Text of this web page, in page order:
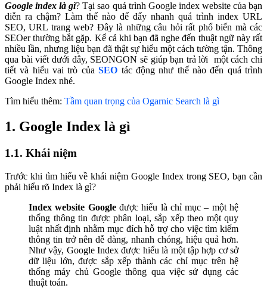
Google index là gì? Tại sao quá trình Google index website của bạn
diễn ra chậm? Làm thế nào để đẩy nhanh quá trình index URL
SEO, URL trang web? Đây là những câu hỏi rất phổ biến mà các
SEOer thường bắt gặp. Kể cả khi bạn đã nghe đến thuật ngữ này rất
nhiều lần, nhưng liệu bạn đã thật sự hiểu một cách tường tận. Thông
qua bài viết dưới đây, SEONGON sẽ giúp bạn trả lời một cách chi
tiết và hiểu vai trò củaSEO tác động như thế nào đến quá trình
Google Index nhé.
Tìm hiểu thêm: Tầm quan trọng của Ogarnic Search là gì
1. Google Index là gì
1.1. Khái niệm
Trước khi tìm hiểu về khái niệm Google Index trong SEO, bạn cần
phải hiểu rõ Index là gì?
Index website Googleđược hiểu là chỉ mục – một hệ
thống thông tin được phân loại, sắp xếp theo một quy
luật nhất định nhằm mục đích hỗ trợ cho việc tìm kiếm
thông tin trở nên dễ dàng, nhanh chóng, hiệu quả hơn.
Như vậy, Google Index được hiểu là một tập hợp cơ sở
dữ liệu lớn, được sắp xếp thành các chỉ mục trên hệ
thống máy chủ Google thông qua việc sử dụng các
thuật toán.